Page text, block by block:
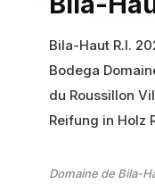
Bila-Haut R.I.
Bodega
du Roussillon
Reifung in Holz
Domaine de Bila-